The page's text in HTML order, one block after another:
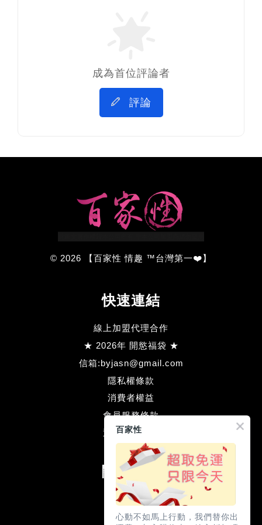
成為首位評論者
評論
© 2026 【百家性 情趣 ™台灣第一❤️】
快速連結
線上加盟代理合作
★ 2026年 開慾福袋 ★
信箱:byjasn@gmail.com
隱私權條款
消費者權益
會員服務條款
退款方式流程
關注我們
Facebook
Line
百家性
心動不如馬上行動，我們替你出